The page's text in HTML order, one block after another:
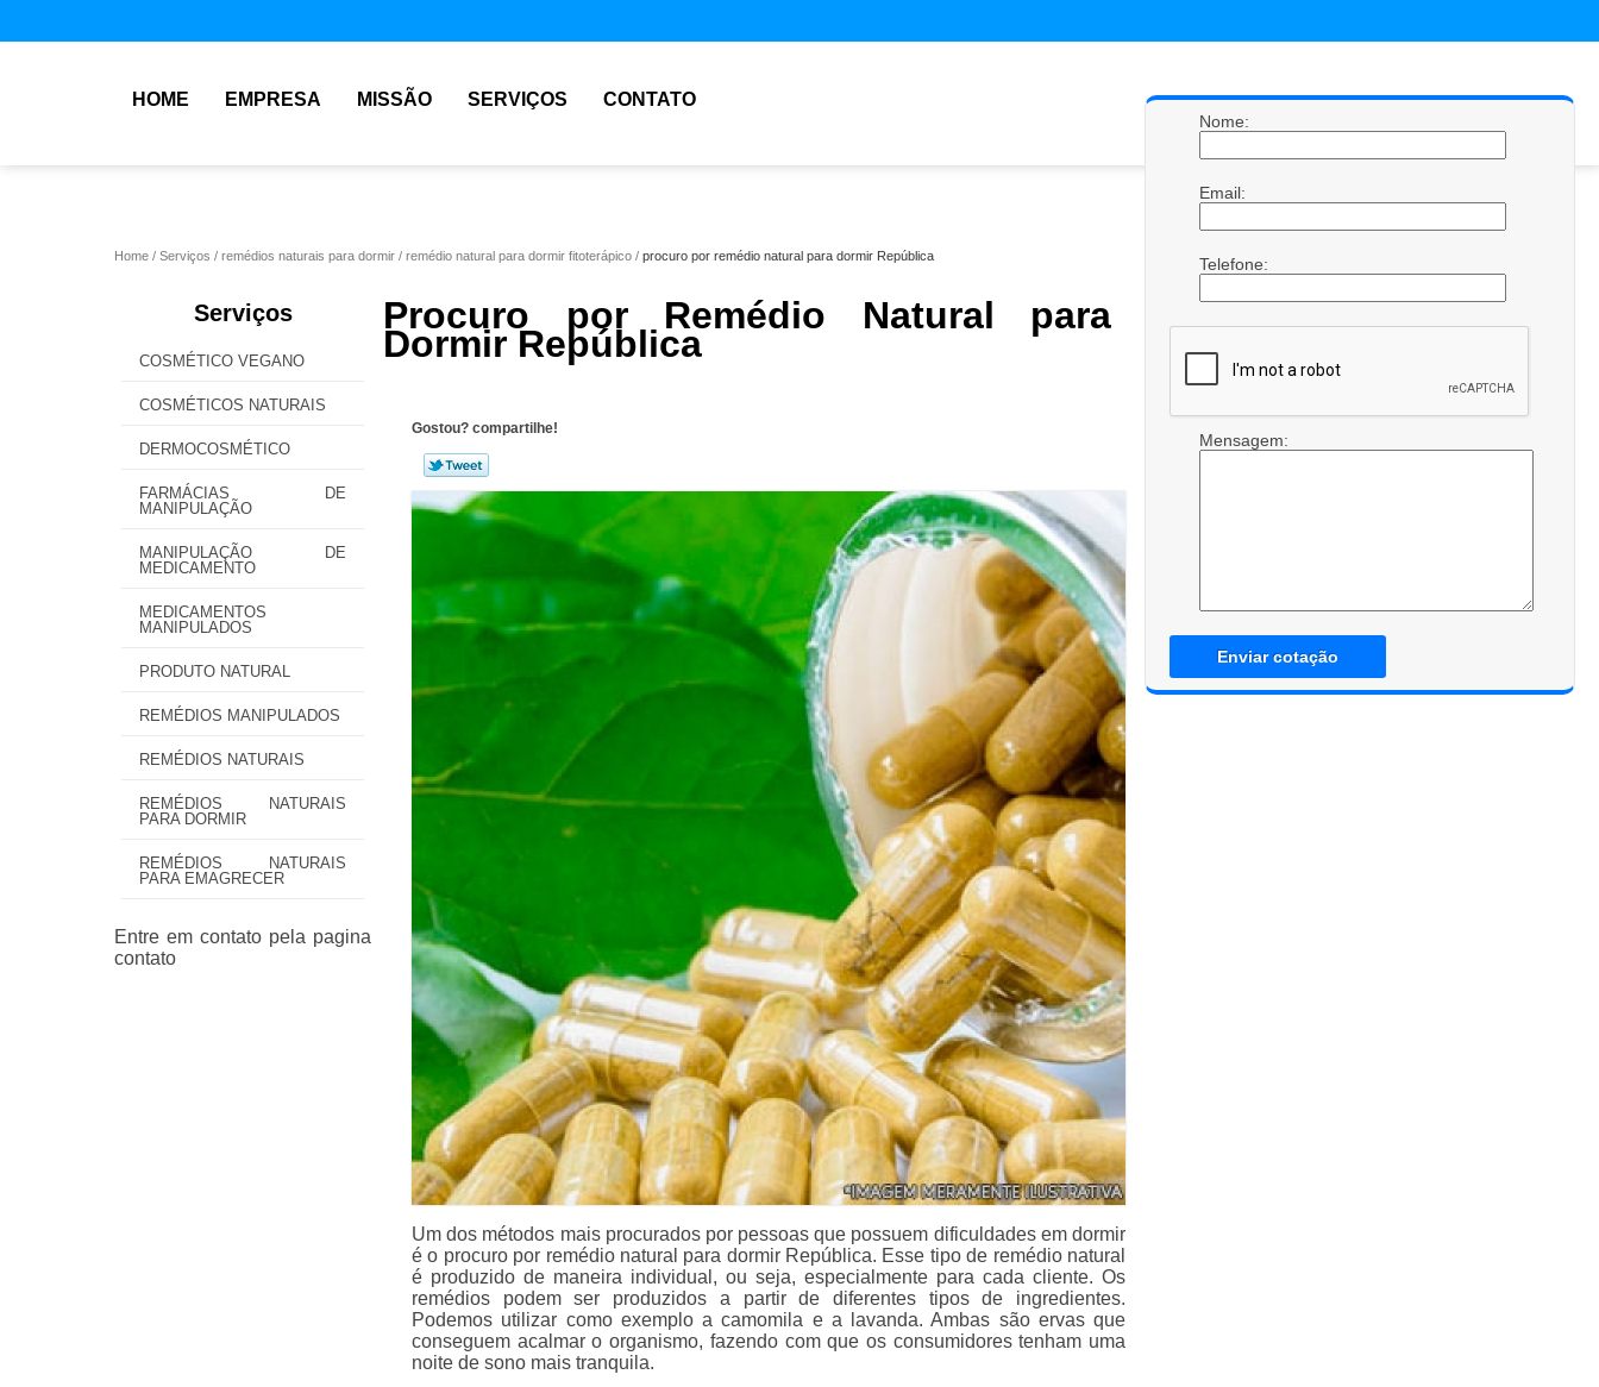
HOME EMPRESA MISSÃO SERVIÇOS CONTATO
Home Serviços remédios naturais para dormir remédio natural para dormir fitoterápico procuro por remédio natural para dormir República
Serviços
COSMÉTICO VEGANO
COSMÉTICOS NATURAIS
DERMOCOSMÉTICO
FARMÁCIAS DE
MANIPULAÇÃO
MANIPULAÇÃO DE
MEDICAMENTO
MEDICAMENTOS
MANIPULADOS
PRODUTO NATURAL
REMÉDIOS MANIPULADOS
REMÉDIOS NATURAIS
REMÉDIOS NATURAIS
PARA DORMIR
REMÉDIOS NATURAIS
PARA EMAGRECER
Procuro por Remédio Natural para
Dormir República
Gostou? compartilhe!
Um dos métodos mais procurados por pessoas que possuem dificuldades em dormir
é o procuro por remédio natural para dormir República. Esse tipo de remédio natural
é produzido de maneira individual, ou seja, especialmente para cada cliente. Os
remédios podem ser produzidos a partir de diferentes tipos de ingredientes.
Podemos utilizar como exemplo a camomila e a lavanda. Ambas são ervas que
conseguem acalmar o organismo, fazendo com que os consumidores tenham uma
noite de sono mais tranquila.
Nome:
Email:
Telefone:
Mensagem:
Enviar cotação